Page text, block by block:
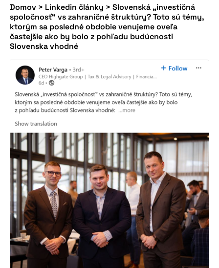
Domov > Linkedin články > Slovenská „investičná
spoločnosť“ vs zahraničné štruktúry? Toto sú témy,
ktorým sa posledné obdobie venujeme oveľa
častejšie ako by bolo z pohľadu budúcnosti
Slovenska vhodné